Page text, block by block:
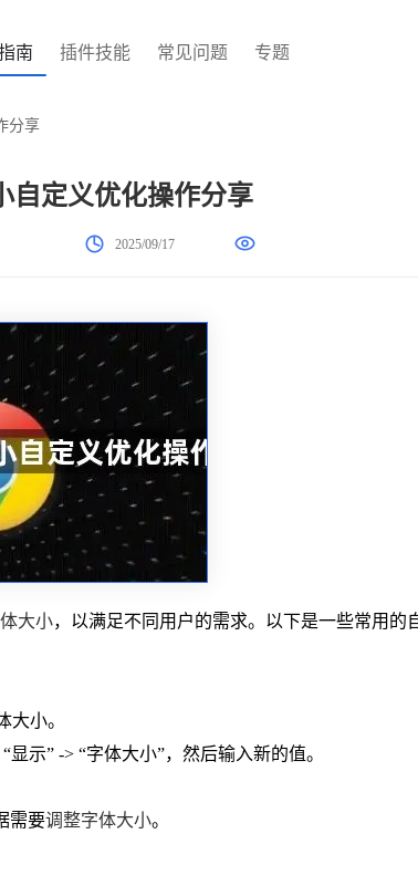
南 插件技能 常见问题 专题
分享
自定义优化操作分享
2025/09/17
大小，以满足不同用户的需求。以下是一些常用的
大小。
示” -> “字体大小”，然后输入新的值。
需要调整字体大小。